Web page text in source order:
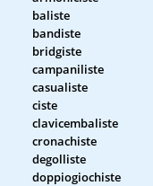
baliste
bandiste
bridgiste
campaniliste
casualiste
ciste
clavicembaliste
cronachiste
degolliste
doppiogiochiste